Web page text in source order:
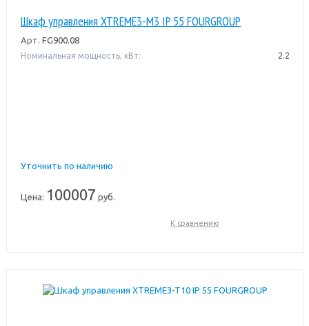
Шкаф управления XTREME3-M3 IP 55 FOURGROUP
Арт. FG900.08
Номинальная мощность, кВт: 2.2
Уточнить по наличию
Цена: 100007 руб.
К сравнению